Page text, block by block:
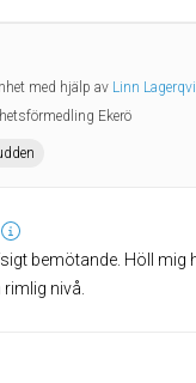
med hjälp av Linn
Ekerö
bemötande. Höll mig
nivå.